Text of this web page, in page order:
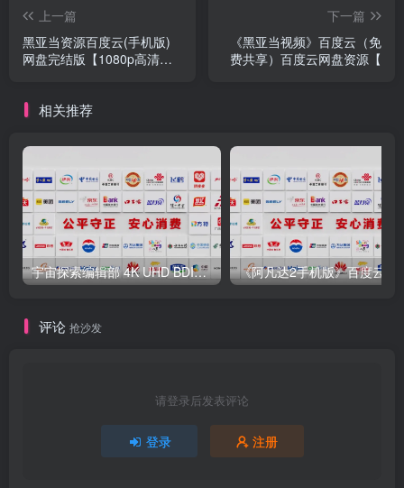
上一篇
黑亚当资源百度云(手机版)
网盘完结版【1080p高清国
下一篇
《黑亚当视频》百度云（免
费共享）百度云网盘资源【
相关推荐
宇宙探索编辑部 4K UHD BDISO蓝光破解原盘电影资源高清在线 百度网盘
评论 抢沙发
请登录后发表评论
登录 注册